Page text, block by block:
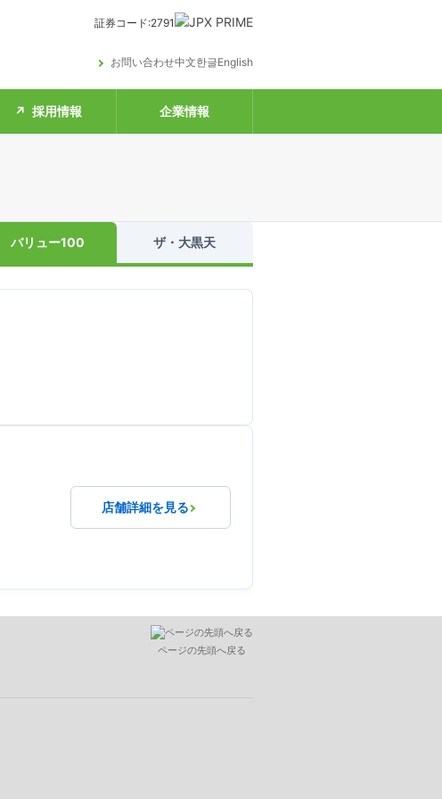
証券コード:2791
お問い合わせ中文한글English
採用情報 企業情報
バリュー100 ザ・大黒天
店舗詳細を見る
ページの先頭へ戻る